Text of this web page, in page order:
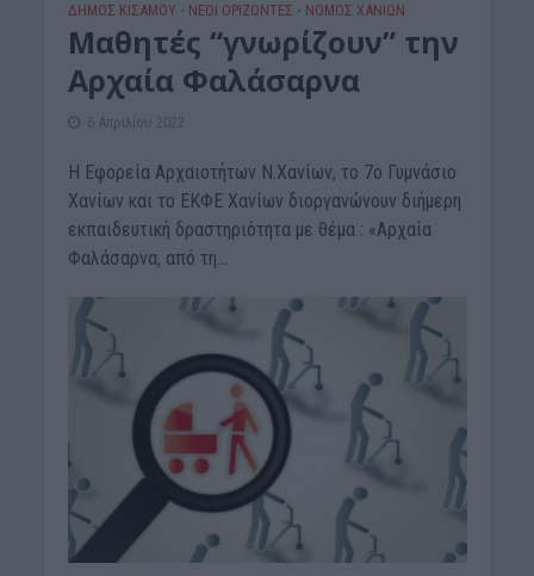
ΔΉΜΟΣ ΚΙΣΆΜΟΥ • ΝΕΟΙ ΟΡΙΖΟΝΤΕΣ • ΝΟΜΌΣ ΧΑΝΊΩΝ
Μαθητές “γνωρίζουν” την
Αρχαία Φαλάσαρνα
6 Απριλίου 2022
Η Εφορεία Αρχαιοτήτων Ν.Χανίων, το 7ο Γυμνάσιο
Χανίων και το ΕΚΦΕ Χανίων διοργανώνουν διήμερη
εκπαιδευτική δραστηριότητα με θέμα : «Αρχαία
Φαλάσαρνα, από τη...